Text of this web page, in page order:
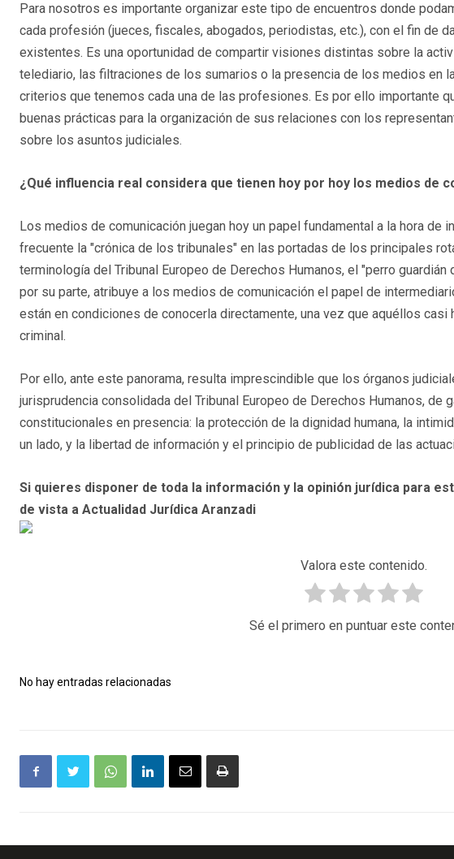
Para nosotros es importante organizar este tipo de encuentros donde
cada profesión (jueces, fiscales, abogados, periodistas, etc.), con el fin de
existentes. Es una oportunidad de compartir visiones distintas sobre la
telediario, las filtraciones de los sumarios o la presencia de los medios en
criterios que tenemos cada una de las profesiones. Es por ello importante
buenas prácticas para la organización de sus relaciones con los
sobre los asuntos judiciales.
¿Qué influencia real considera que tienen hoy por hoy los medios de
Los medios de comunicación juegan hoy un papel fundamental a la hora de
frecuente la "crónica de los tribunales" en las portadas de los principales
terminología del Tribunal Europeo de Derechos Humanos, el "perro guardián
por su parte, atribuye a los medios de comunicación el papel de
están en condiciones de conocerla directamente, una vez que aquéllos
criminal.
Por ello, ante este panorama, resulta imprescindible que los órganos
jurisprudencia consolidada del Tribunal Europeo de Derechos Humanos, de
constitucionales en presencia: la protección de la dignidad humana, la
un lado, y la libertad de información y el principio de publicidad de las
Si quieres disponer de toda la información y la opinión jurídica para
de vista a Actualidad Jurídica Aranzadi
Valora este contenido.
Sé el primero en puntuar este
No hay entradas relacionadas